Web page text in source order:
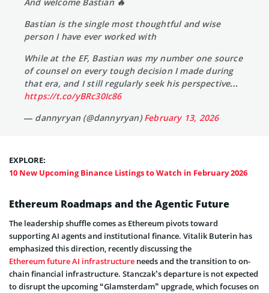
Bastian is the single most thoughtful and wise
person I have ever worked with
While at the EF, Bastian was my number one source
of counsel on every tough decision I made during
that era, and I still regularly seek his perspective…
https://t.co/yBRc30Ic86
— dannyryan (@dannyryan)February 13, 2026
EXPLORE:
10 New Upcoming Binance Listings to Watch in February 2026
Ethereum Roadmaps and the Agentic Future
The leadership shuffle comes as Ethereum pivots toward
supporting AI agents and institutional finance. Vitalik Buterin has
emphasized this direction, recently discussing the
Ethereum future AI infrastructure needs and the transition to on-
chain financial infrastructure. Stanczak’s departure is not expected
to disrupt the upcoming “Glamsterdam” upgrade, which focuses on